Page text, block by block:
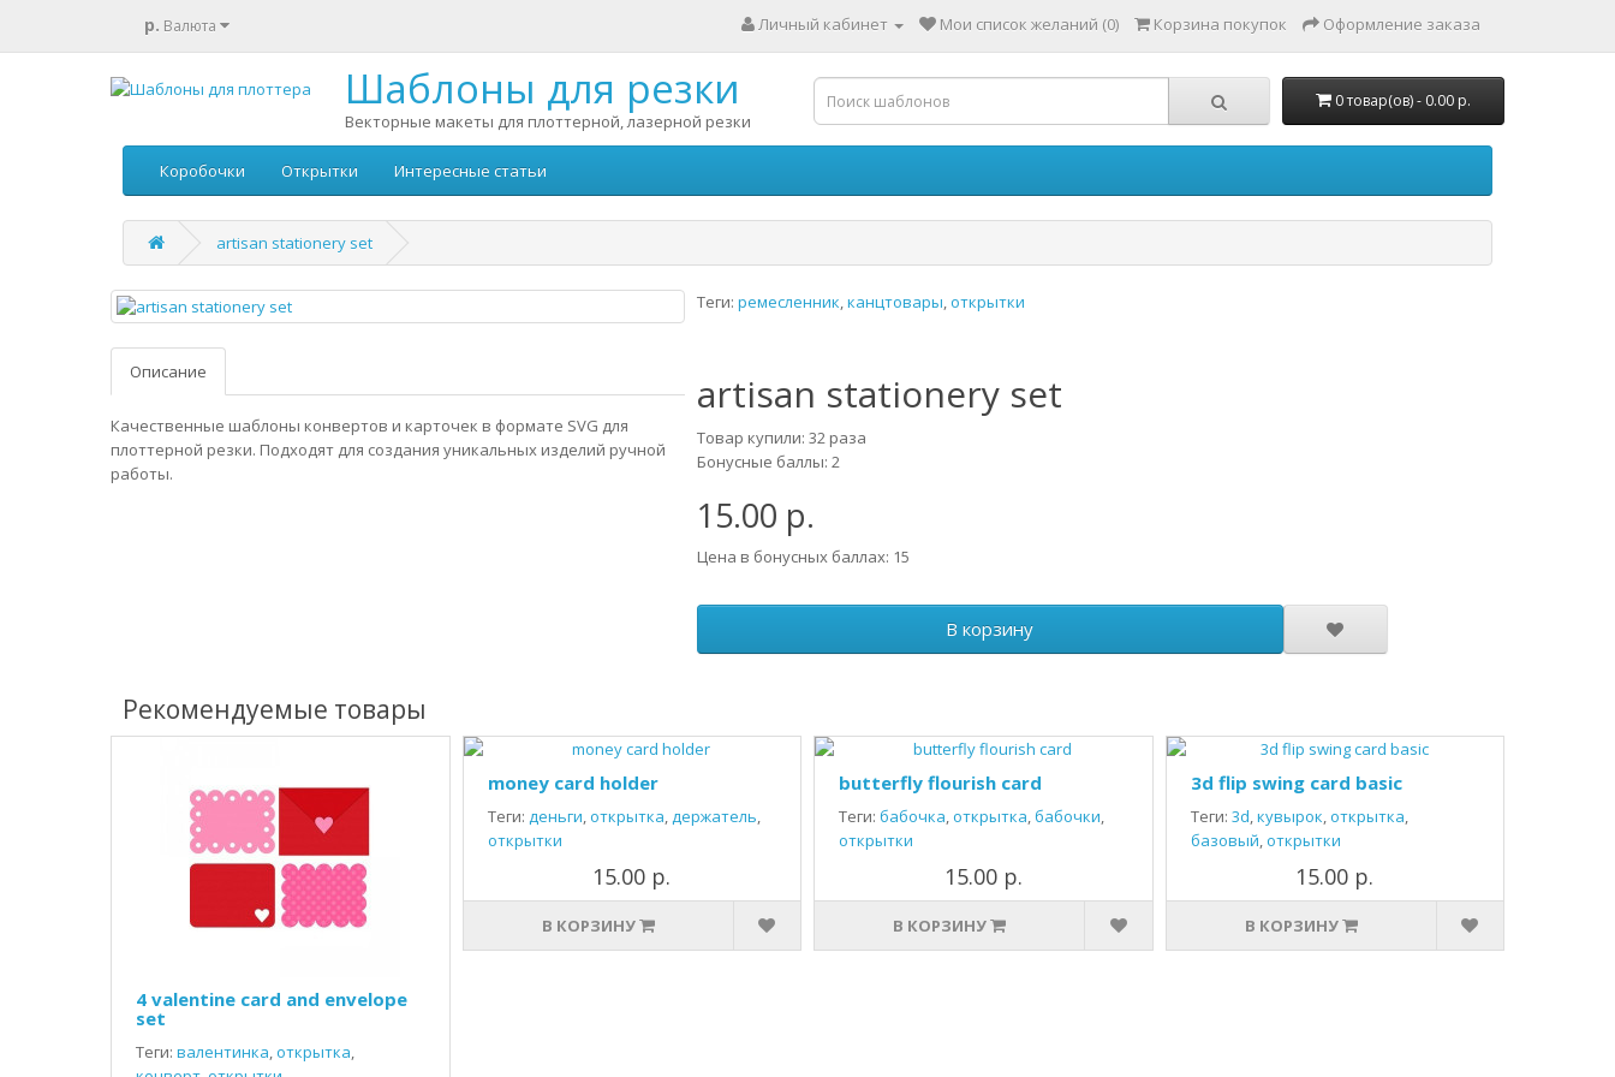
р. Валюта Личный кабинет Мои список желаний (0) Корзина покупок Оформление заказа
Шаблоны для резки
Векторные макеты для плоттерной, лазерной резки
0 товар(ов) - 0.00 р.
Коробочки Открытки Интересные статьи
artisan stationery set
Описание
Качественные шаблоны конвертов и карточек в формате SVG для
плоттерной резки. Подходят для создания уникальных изделий ручной
работы.
Теги: ремесленник,канцтовары,открытки
artisan stationery set
Товар купили: 32 раза
Бонусные баллы: 2
15.00 р.
Цена в бонусных баллах: 15
В корзину
Рекомендуемые товары
4 valentine card and envelope
set
Теги: валентинка,открытка,
money card holder
Теги: деньги,открытка,держатель,
открытки
15.00 р.
В КОРЗИНУ
butterfly flourish card
Теги: бабочка,открытка,бабочки,
открытки
15.00 р.
В КОРЗИНУ
3d flip swing card basic
Теги: 3d,кувырок,открытка,
базовый,открытки
15.00 р.
В КОРЗИНУ